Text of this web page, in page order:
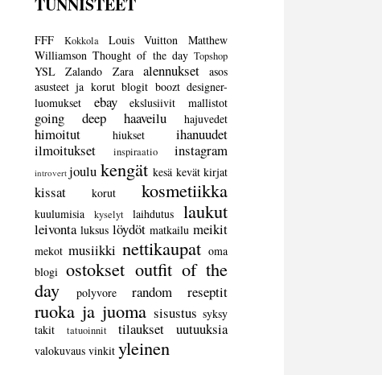
FFF Kokkola Louis Vuitton
Matthew
Williamson Thought of the day Topshop
YSL Zalando Zara alennukset
asos
asusteet ja korut blogit boozt designer-
luomukset
ebay ekslusiivit mallistot
going deep haaveilu hajuvedet
himoitut hiukset
ihanuudet
ilmoitukset
inspiraatio instagram
introvert joulu kengät kesä kevät kirjat
kissat korut kosmetiikka
kuulumisia kyselyt laihdutus laukut
leivonta luksus löydöt matkailu meikit
mekot musiikki nettikaupat oma
blogi ostokset outfit of the
day
polyvore random reseptit
ruoka ja juoma sisustus syksy
takit
tatuoinnit tilaukset uutuuksia
valokuvaus vinkit yleinen